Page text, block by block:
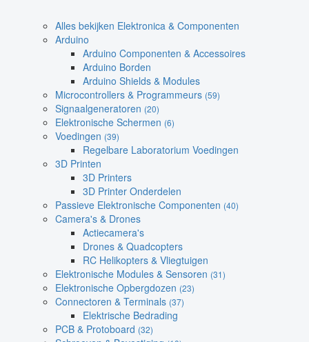
Alles bekijken Elektronica & Componenten
Arduino
Arduino Componenten & Accessoires
Arduino Borden
Arduino Shields & Modules
Microcontrollers & Programmeurs (59)
Signaalgeneratoren (20)
Elektronische Schermen (6)
Voedingen (39)
Regelbare Laboratorium Voedingen
3D Printen
3D Printers
3D Printer Onderdelen
Passieve Elektronische Componenten (40)
Camera's & Drones
Actiecamera's
Drones & Quadcopters
RC Helikopters & Vliegtuigen
Elektronische Modules & Sensoren (31)
Elektronische Opbergdozen (23)
Connectoren & Terminals (37)
Elektrische Bedrading
PCB & Protoboard (32)